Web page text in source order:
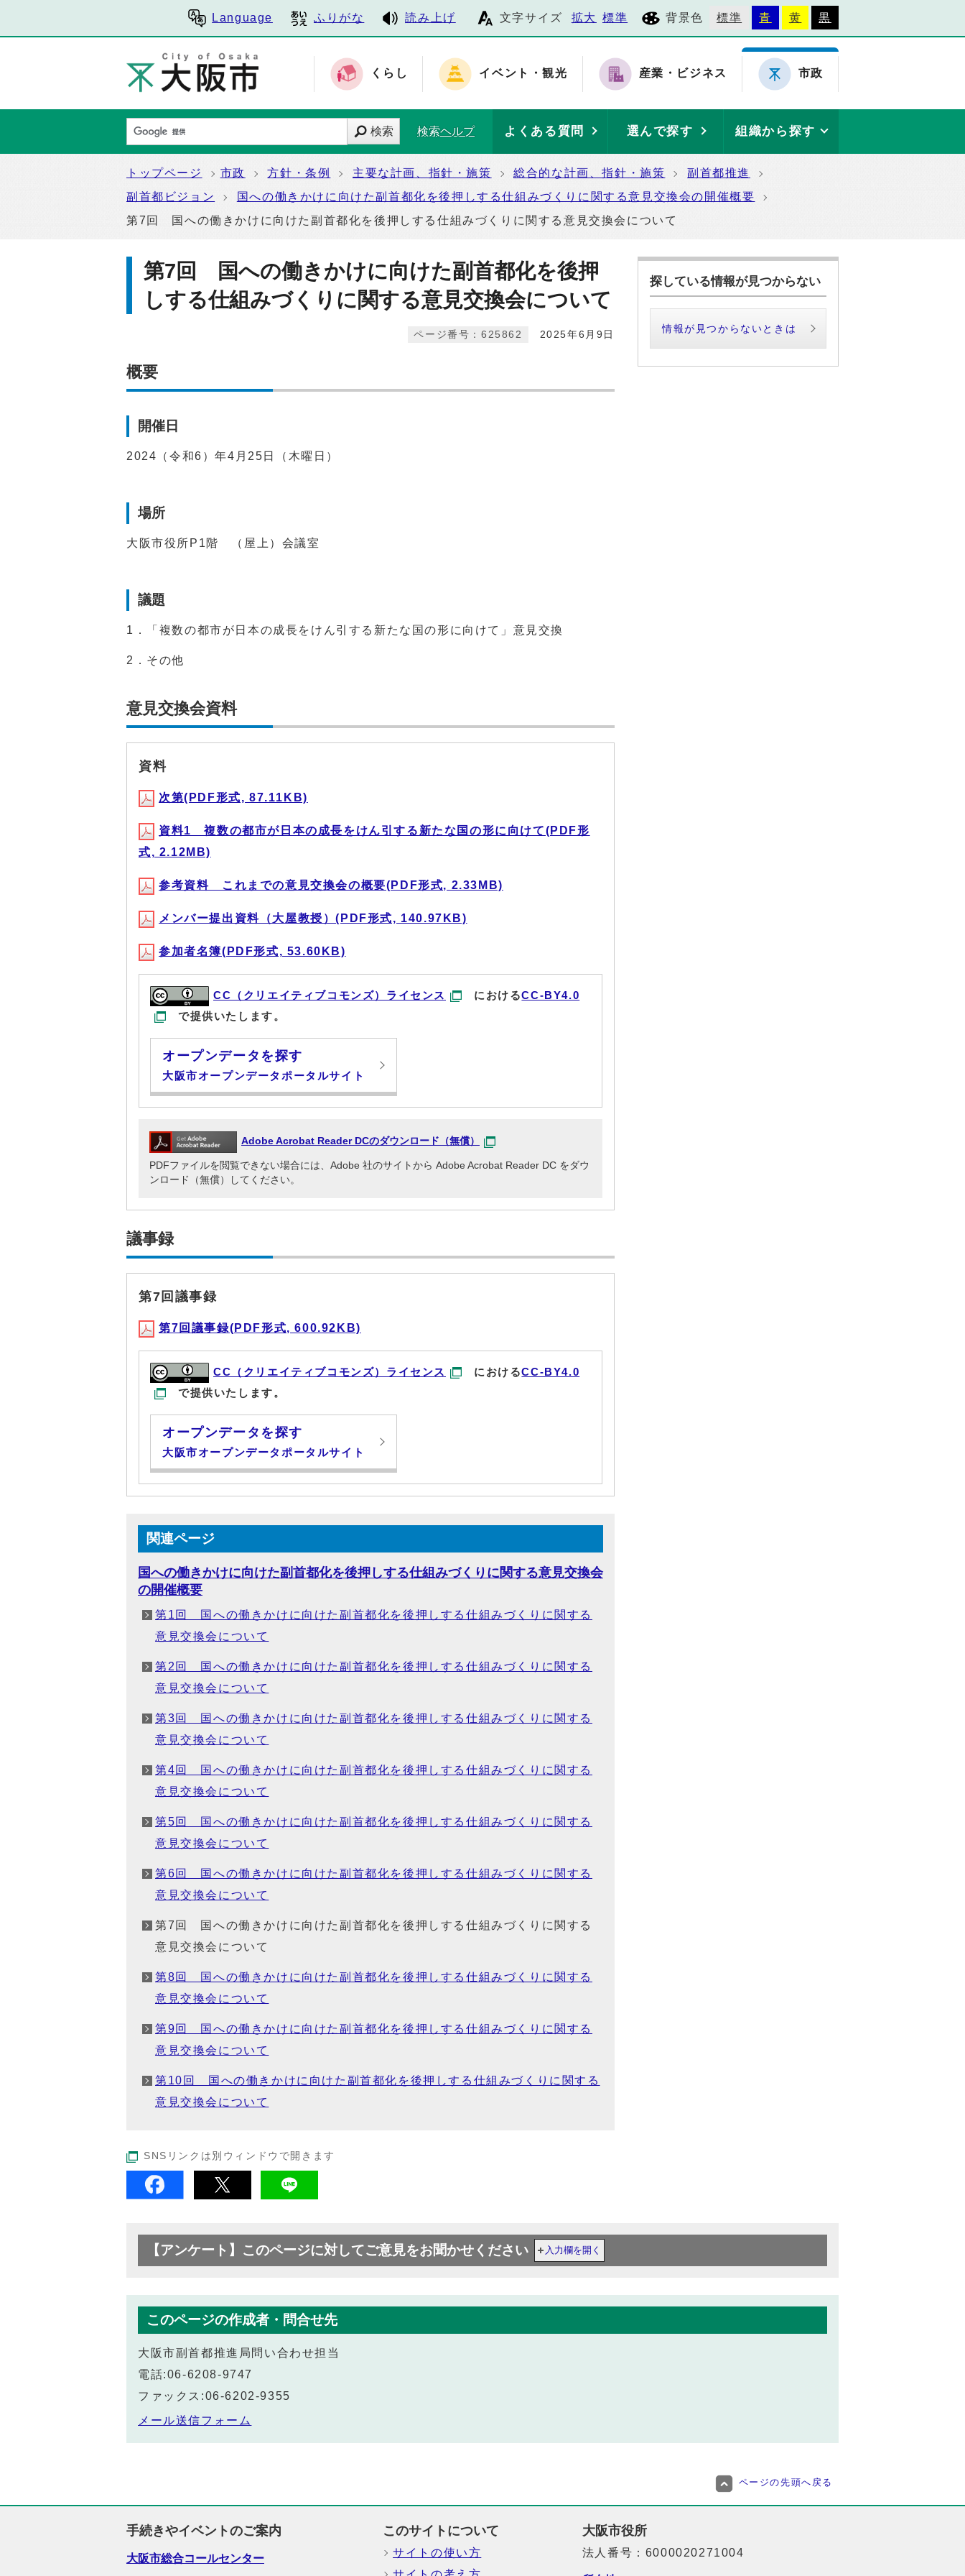
Language ふりがな 読み上げ 文字サイズ 拡大 標準 背景色 標準 青 黄 黒
くらし イベント・観光 産業・ビジネス 市政
検索 検索ヘルプ よくある質問 選んで探す 組織から探す
トップページ 市政 方針・条例 主要な計画、指針・施策 総合的な計画、指針・施策
副首都推進
副首都ビジョン
国への働きかけに向けた副首都化を後押しする仕組みづくりに関する意見交換会の開催概要
第7回 国への働きかけに向けた副首都化を後押しする仕組みづくりに関する意見交換会について
第7回 国への働きかけに向けた副首都化を後押
しする仕組みづくりに関する意見交換会について
2025年6月9日
ページ番号：625862
概要
開催日
2024（令和6）年4月25日（木曜日）
場所
大阪市役所P1階 （屋上）会議室
議題
1．「複数の都市が日本の成長をけん引する新たな国の形に向けて」意見交換
2．その他
意見交換会資料
資料
次第(PDF形式, 87.11KB)
資料1 複数の都市が日本の成長をけん引する新たな国の形に向けて(PDF形
式, 2.12MB)
参考資料 これまでの意見交換会の概要(PDF形式, 2.33MB)
メンバー提出資料（大屋教授）(PDF形式, 140.97KB)
参加者名簿(PDF形式, 53.60KB)
CC（クリエイティブコモンズ）ライセンス におけるCC-BY4.0
で提供いたします。
オープンデータを探す
大阪市オープンデータポータルサイト
Adobe Acrobat Reader DCのダウンロード（無償）
PDFファイルを閲覧できない場合には、Adobe 社のサイトから Adobe Acrobat Reader DC をダウ
ンロード（無償）してください。
議事録
第7回議事録
第7回議事録(PDF形式, 600.92KB)
CC（クリエイティブコモンズ）ライセンス におけるCC-BY4.0
で提供いたします。
オープンデータを探す
大阪市オープンデータポータルサイト
関連ページ
国への働きかけに向けた副首都化を後押しする仕組みづくりに関する意見交換会
の開催概要
第1回 国への働きかけに向けた副首都化を後押しする仕組みづくりに関する
意見交換会について
第2回 国への働きかけに向けた副首都化を後押しする仕組みづくりに関する
意見交換会について
第3回 国への働きかけに向けた副首都化を後押しする仕組みづくりに関する
意見交換会について
第4回 国への働きかけに向けた副首都化を後押しする仕組みづくりに関する
意見交換会について
第5回 国への働きかけに向けた副首都化を後押しする仕組みづくりに関する
意見交換会について
第6回 国への働きかけに向けた副首都化を後押しする仕組みづくりに関する
意見交換会について
第7回 国への働きかけに向けた副首都化を後押しする仕組みづくりに関する
意見交換会について
第8回 国への働きかけに向けた副首都化を後押しする仕組みづくりに関する
意見交換会について
第9回 国への働きかけに向けた副首都化を後押しする仕組みづくりに関する
意見交換会について
第10回 国への働きかけに向けた副首都化を後押しする仕組みづくりに関する
意見交換会について
SNSリンクは別ウィンドウで開きます
探している情報が見つからない
情報が見つからないときは
【アンケート】このページに対してご意見をお聞かせください 入力欄を開く
このページの作成者・問合せ先
大阪市副首都推進局問い合わせ担当
電話:06-6208-9747
ファックス:06-6202-9355
メール送信フォーム
ページの先頭へ戻る
手続きやイベントのご案内
大阪市総合コールセンター
このサイトについて
サイトの使い方
大阪市役所
法人番号：6000020271004